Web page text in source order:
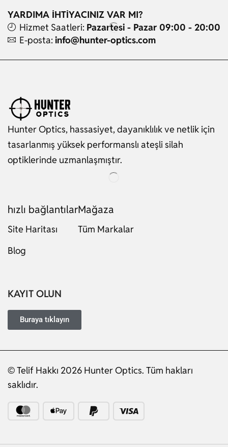
YARDIMA İHTİYACINIZ VAR MI?
Hizmet Saatleri: Pazartesi - Pazar 09:00 - 20:00
E-posta: info@hunter-optics.com
Hunter Optics, hassasiyet, dayanıklılık ve netlik için
tasarlanmış yüksek performanslı ateşli silah
optiklerinde uzmanlaşmıştır.
hızlı bağlantılar
Site Haritası
Blog
Mağaza
Tüm Markalar
KAYIT OLUN
Buraya tıklayın
© Telif Hakkı 2026 Hunter Optics. Tüm hakları
saklıdır.